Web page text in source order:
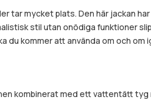
tar mycket plats. Den här jackan
stil utan onödiga funktioner
du kommer att använda om och om
kombinerat med ett vattentätt